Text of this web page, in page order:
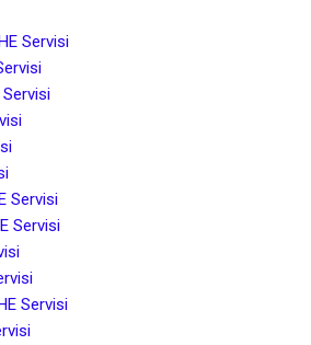
Servisi
Servisi
Servisi
Servisi
Servisi